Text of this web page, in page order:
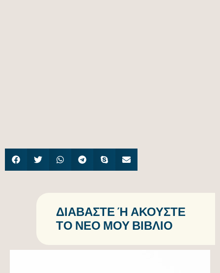
ΔΙΑΒΆΣΤΕ Ή ΑΚΟΎΣΤΕ Τ
Ο ΝΈΟ ΜΟΥ ΒΙΒΛΊΟ